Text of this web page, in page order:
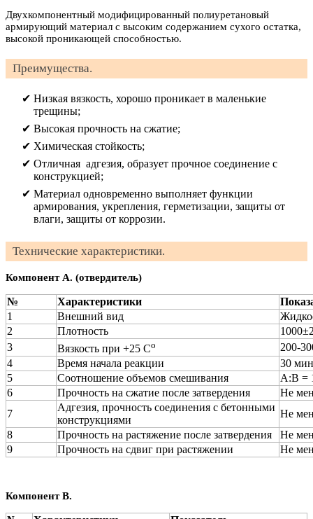
Двухкомпонентный модифицированный полиуретановый
армирующий материал с высоким содержанием сухого остатка,
высокой проникающей способностью.
Преимущества.
Низкая вязкость, хорошо проникает в маленькие
трещины;
Высокая прочность на сжатие;
Химическая стойкость;
Отличная адгезия, образует прочное соединение с
конструкцией;
Материал одновременно выполняет функции
армирования, укрепления, герметизации, защиты от
влаги, защиты от коррозии.
Технические характеристики.
Компонент А. (отвердитель)
№ Характеристики
1
Внешний вид
2
Плотность
3
Вязкость при +25 Со
200-
4
Время начала реакции
30
5
Соотношение объемов смешивания
А:В =
6
Прочность на сжатие после затвердения
Не
7
Адгезия, прочность соединения с бетонными
конструкциями
Не
8
Прочность на растяжение после затвердения
Не
9
Прочность на сдвиг при растяжении Не
Компонент В.